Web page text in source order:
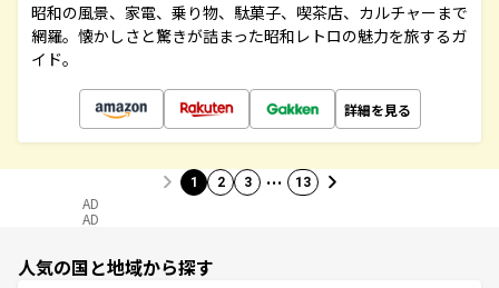
昭和の風景、家電、乗り物、駄菓子、喫茶店、カルチャーまで
網羅。懐かしさと驚きが詰まった昭和レトロの魅力を旅するガ
イド。
詳細を見る
1 2 3 … 13
AD
AD
人気の国と地域から探す